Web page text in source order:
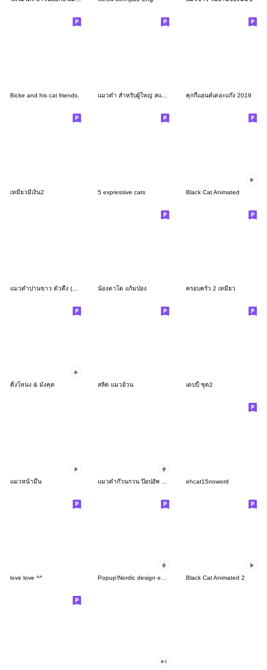
Bicke and his cat friends. แมวดำ สำหรับผู้ใหญ่ สแกนดิเนเวีย คำสุภาพ คุกกี้แอนด์เดอะแก๊ง 2019
เหมียวมีเงิน2 5 expressive cats Black Cat Animated
น้องตาโต แก้มป่อง ครอบครัว 2 เหมียว
ติ๊งโหน่ง & มังคุด สลิด แมวอ้วน เดบบี้ ชุด2
แมวหน้ามึน ehcat15noword
love love ^^ Black Cat Animated 2